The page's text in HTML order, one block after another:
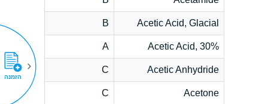
Acetic Acid, Glacial
B
Acetic Acid, 30%
A
Acetic Anhydride
C
Acetone
C
הזמנה